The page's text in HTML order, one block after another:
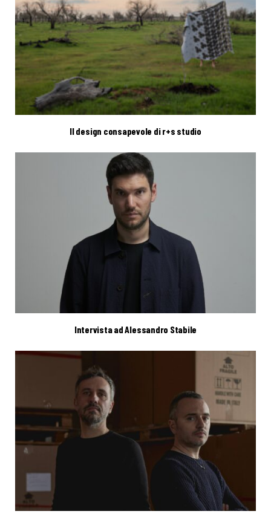
Il design consapevole di r+s studio
Intervista ad Alessandro Stabile